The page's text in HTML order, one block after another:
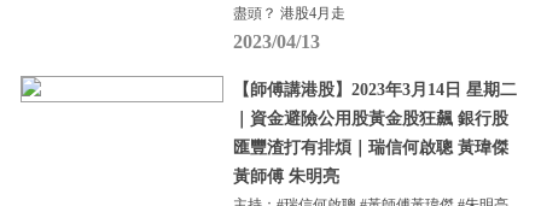
盡頭？ 港股4月走
2023/04/13
【師傅講港股】2023年3月14日 星期二
｜資金避險公用股黃金股狂飆 銀行股
匯豐渣打有排煩｜瑞信何啟聰 黃瑋傑
黃師傅 朱明亮